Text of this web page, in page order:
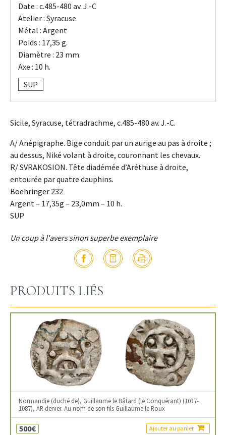
Date : c.485-480 av. J.-C
Atelier : Syracuse
Métal : Argent
Poids : 17,35 g.
Diamètre : 23 mm.
Axe : 10 h.
SUP
Sicile, Syracuse, tétradrachme, c.485-480 av. J.-C.
A/ Anépigraphe. Bige conduit par un aurige au pas à droite ;
au dessus, Niké volant à droite, couronnant les chevaux.
R/ SVRAKOSION. Tête diadémée d’Aréthuse à droite,
entourée par quatre dauphins.
Boehringer 232
Argent – 17,35g – 23,0mm – 10 h.
SUP
Un coup à l'avers sinon superbe exemplaire
PRODUITS LIÉS
Normandie (duché de), Guillaume le Bâtard (le Conquérant) (1037-
1087), AR denier. Au nom de son fils Guillaume le Roux
500€ Ajouter au panier